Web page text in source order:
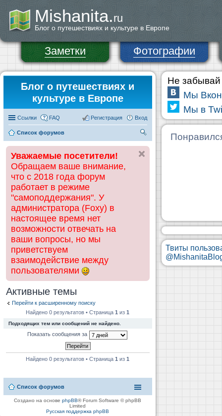
Mishanita.ru
Блог о путешествиях и культуре в Европе
Заметки Фотографии
Блог о путешествиях и
культуре в Европе
Ссылки FAQ Вход
Регистрация
Список форумов
ск
Уважаемые посетители!
Обращаем ваше внимание,
что с 2018 года форум
работает в режиме
"самоподдержания". У
администратора (Foxy) в
настоящее время нет
возможности отвечать на
ваши вопросы, но мы
приветствуем
взаимодействие между
пользователями
Активные темы
Перейти к расширенному поиску
Найдено 0 результатов • Страница1 из1
Подходящих тем или сообщений не найдено.
Показать сообщения за
Найдено 0 результатов • Страница1 из1
Список форумов
Создано на основеphpBB® Forum Software © phpBB
Limited
Русская поддержка phpBB
Не забывай
Мы
Мы в
Твиты